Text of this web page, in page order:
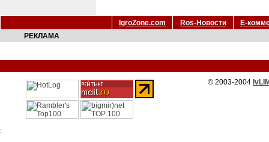
IgroZone.com Ros-Новости
Е-
РЕКЛАМА
© 2003-2004
: